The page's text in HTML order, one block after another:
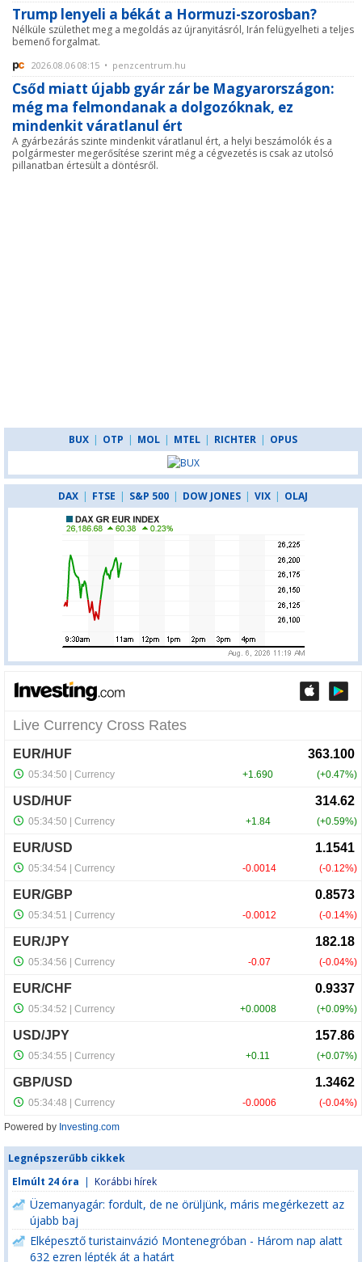
Trump lenyeli a békát a Hormuzi-szorosban?
Nélküle születhet meg a megoldás az újranyitásról, Irán felügyelheti a teljes
bemenő forgalmat.
2026.08.06 08:15 • penzcentrum.hu
Csőd miatt újabb gyár zár be Magyarországon:
még ma felmondanak a dolgozóknak, ez
mindenkit váratlanul ért
A gyárbezárás szinte mindenkit váratlanul ért, a helyi beszámolók és a
polgármester megerősítése szerint még a cégvezetés is csak az utolsó
pillanatban értesült a döntésről.
BUX | OTP | MOL | MTEL | RICHTER | OPUS
DAX | FTSE | S&P 500 | DOW JONES | VIX | OLAJ
Powered by Investing.com
Legnépszerűbb cikkek
Elmúlt 24 óra | Korábbi hírek
Üzemanyagár: fordult, de ne örüljünk, máris megérkezett az
újabb baj
Elképesztő turistainvázió Montenegróban - Három nap alatt
632 ezren lépték át a határt